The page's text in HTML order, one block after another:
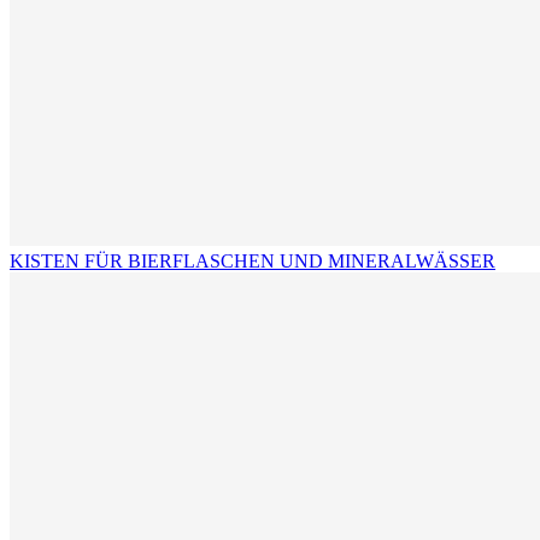
KISTEN FÜR BIERFLASCHEN UND MINERALWÄSSER